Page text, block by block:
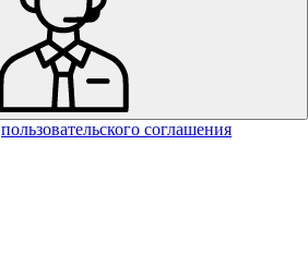
пользовательского соглашения